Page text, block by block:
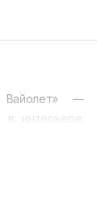
Вайолет» —
интерьере.
эффективно
взглядов,